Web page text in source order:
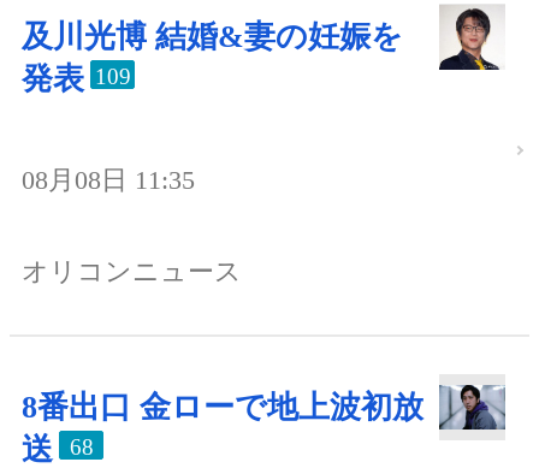
及川光博 結婚&妻の妊娠を
発表 109
08月08日 11:35
オリコンニュース
8番出口 金ローで地上波初放
送
68